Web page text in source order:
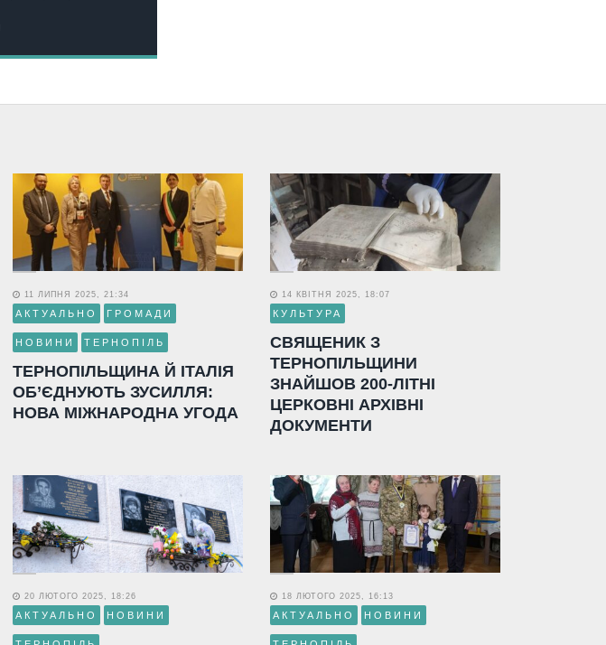
11 ЛИПНЯ 2025, 21:34
АКТУАЛЬНО ГРОМАДИ
НОВИНИ ТЕРНОПІЛЬ
ТЕРНОПІЛЬЩИНА Й ІТАЛІЯ
ОБ’ЄДНУЮТЬ ЗУСИЛЛЯ:
НОВА МІЖНАРОДНА УГОДА
14 КВІТНЯ 2025, 18:07
КУЛЬТУРА
СВЯЩЕНИК З
ТЕРНОПІЛЬЩИНИ
ЗНАЙШОВ 200-ЛІТНІ
ЦЕРКОВНІ АРХІВНІ
ДОКУМЕНТИ
20 ЛЮТОГО 2025, 18:26
АКТУАЛЬНО НОВИНИ
18 ЛЮТОГО 2025, 16:13
АКТУАЛЬНО НОВИНИ